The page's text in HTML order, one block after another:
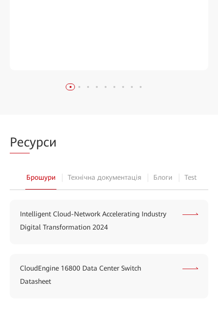
Ресурси
Брошури Технічна документація Блоги Test
Intelligent Cloud-Network Accelerating Industry
Digital Transformation 2024
CloudEngine 16800 Data Center Switch
Datasheet